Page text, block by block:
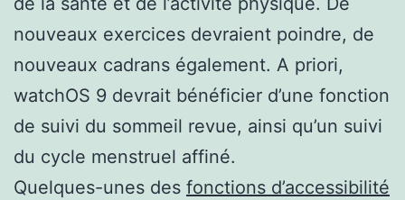
nouveaux exercices devraient poindre, de
nouveaux cadrans également. A priori,
watchOS 9 devrait bénéficier d’une fonction
de suivi du sommeil revue, ainsi qu’un suivi
du cycle menstruel affiné.
Quelques-unes des fonctions d’accessibilité